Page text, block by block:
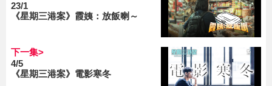
23/1
《星期三港案》霞姨：放飯喇～
下一集>
4/5
《星期三港案》電影寒冬